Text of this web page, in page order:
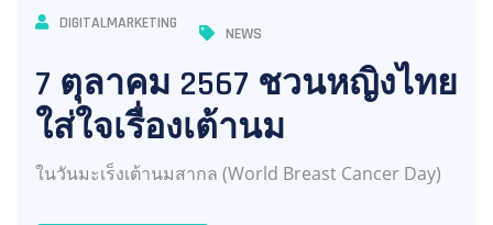
DIGITALMARKETING
NEWS
7 ตุลาคม 2567 ชวนหญิงไทย
ใส่ใจเรื่องเต้านม
ในวันมะเร็งเต้านมสากล (World Breast Cancer Day)